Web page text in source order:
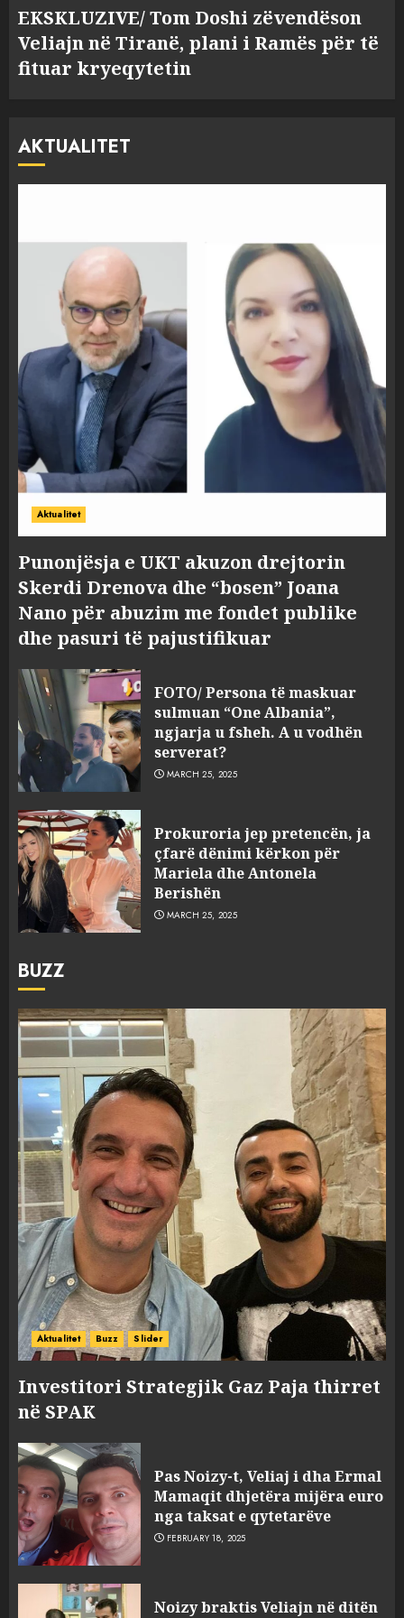
EKSKLUZIVE/ Tom Doshi zëvendëson
Veliajn në Tiranë, plani i Ramës për të
fituar kryeqytetin
AKTUALITET
Aktualitet
Punonjësja e UKT akuzon drejtorin
Skerdi Drenova dhe “bosen” Joana
Nano për abuzim me fondet publike
dhe pasuri të pajustifikuar
FOTO/ Persona të maskuar
sulmuan “One Albania”,
ngjarja u fsheh. A u vodhën
serverat?
MARCH 25, 2025
Prokuroria jep pretencën, ja
çfarë dënimi kërkon për
Mariela dhe Antonela
Berishën
MARCH 25, 2025
BUZZ
Aktualitet Buzz Slider
Investitori Strategjik Gaz Paja thirret
në SPAK
Pas Noizy-t, Veliaj i dha Ermal
Mamaqit dhjetëra mijëra euro
nga taksat e qytetarëve
FEBRUARY 18, 2025
Noizy braktis Veliajn në ditën
sulmuan “One Albania”,